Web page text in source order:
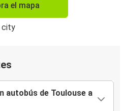
el mapa
autobús de Toulouse a